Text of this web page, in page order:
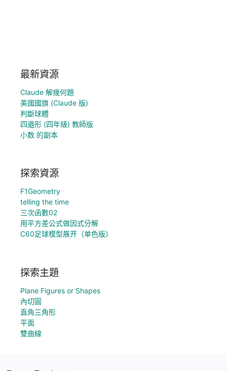
最新資源
Claude 解幾何題
美國國旗 (Claude 版)
判斷球體
四邉形 (四年級) 教師版
小数 的副本
探索資源
F1Geometry
telling the time
三次函數02
用平方差公式做因式分解
C60足球模型展开（单色版）
探索主題
Plane Figures or Shapes
內切圓
直角三角形
平面
雙曲線